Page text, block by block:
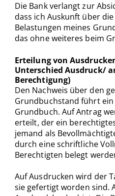
Die Bank verlangt zur
dass ich Auskunft über
Belastungen meines
das ohne weiteres beim
Erteilung von
Unterschied Ausdruck/
Berechtigung)
Den Nachweis über den
Grundbuchstand führt ein
Grundbuch. Auf Antrag
erteilt, der ein
jemand als
durch eine schriftliche
Berechtigten belegt
Auf Ausdrucken wird der
sie gefertigt worden sind.